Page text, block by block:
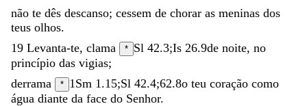
não te dês descanso; cessem de chorar as meninas dos
teus olhos.
19 Levanta-te, clama * Sl 42.3;Is 26.9de noite, no
princípio das vigias;
derrama
* 1Sm 1.15;Sl 42.4;62.8o teu coração como
água diante da face do Senhor.